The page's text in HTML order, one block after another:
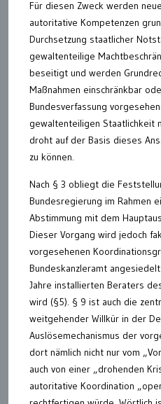
Für diesen Zweck werden
autoritative Kompetenzen
Durchsetzung staatlicher
gewaltenteilige
beseitigt und werden
Maßnahmen einschränkbar
Bundesverfassung
gewaltenteiligen Staatlichkeit
droht auf der Basis dieses
zu können.
Nach § 3 obliegt die
Bundesregierung im Rahmen
Abstimmung mit dem
Dieser Vorgang wird jedoch
vorgesehenen
Bundeskanzleramt
Jahre installierten Beraters
wird (§5). § 9 ist auch die
weitgehender Willkür in der
Auslösemechanismus der
dort nämlich nicht nur vom
auch von einer „drohenden
autoritative Koordination